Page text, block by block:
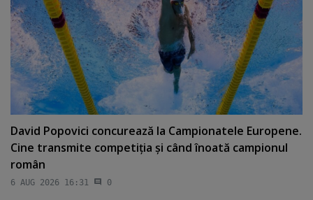
David Popovici concurează la Campionatele Europene.
Cine transmite competiţia şi când înoată campionul
român
6 AUG 2026 16:31 0